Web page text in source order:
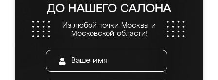
ДО НАШЕГО САЛОНА
Из любой точки Москвы и
Московской области!